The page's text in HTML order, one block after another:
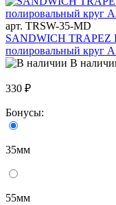
арт. TRSW-35-MD
SANDWICH TRAPEZ
полировальный круг
В
330 ₽
Бонусы:
35мм
55мм